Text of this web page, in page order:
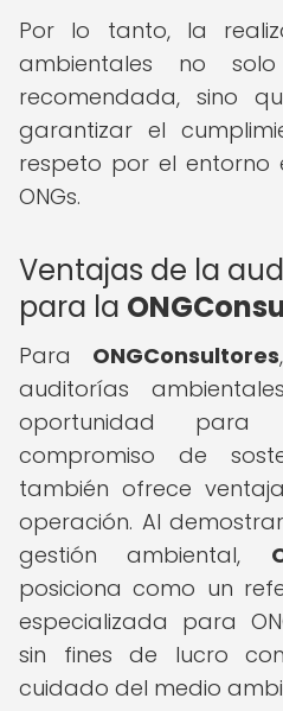
Por lo tanto, la
ambientales no
recomendada, sino
garantizar el
respeto por el entorno
ONGs.
Ventajas de la
para la
Para ONGConsultores
auditorías
oportunidad
compromiso de
también ofrece
operación. Al
gestión ambiental,
posiciona como un
especializada para
sin fines de lucro
cuidado del medio